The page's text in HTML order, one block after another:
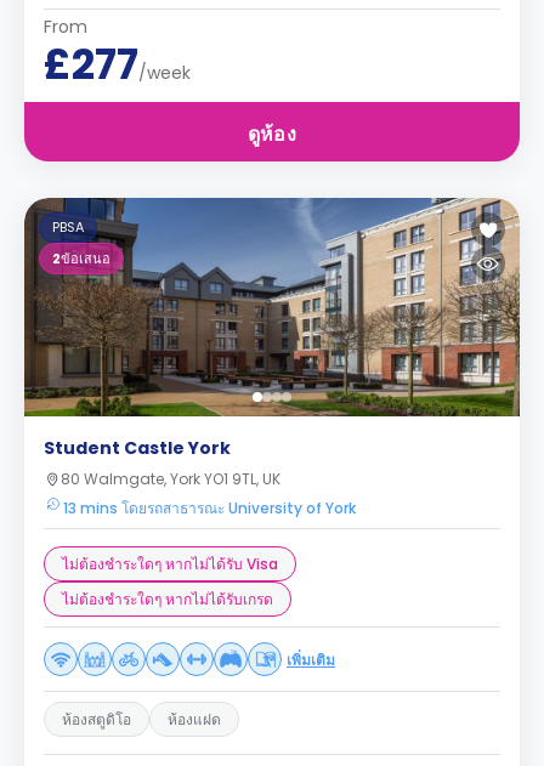
From
£277/week
ดูห้อง
PBSA
2ข้อเสนอ
Student Castle York
80 Walmgate, York YO1 9TL, UK
13 mins โดยรถสาธารณะ University of York
ไม่ต้องชำระใดๆ หากไม่ได้รับ Visa
ไม่ต้องชำระใดๆ หากไม่ได้รับเกรด
เพิ่มเติม
ห้องสตูดิโอ ห้องแฝด